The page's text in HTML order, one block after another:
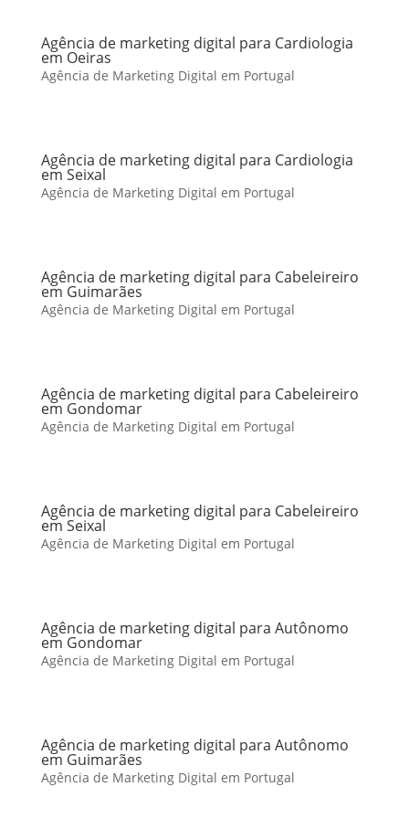
Agência de marketing digital para Cardiologia
em Oeiras
Agência de Marketing Digital em Portugal
Agência de marketing digital para Cardiologia
em Seixal
Agência de Marketing Digital em Portugal
Agência de marketing digital para Cabeleireiro
em Guimarães
Agência de Marketing Digital em Portugal
Agência de marketing digital para Cabeleireiro
em Gondomar
Agência de Marketing Digital em Portugal
Agência de marketing digital para Cabeleireiro
em Seixal
Agência de Marketing Digital em Portugal
Agência de marketing digital para Autônomo
em Gondomar
Agência de Marketing Digital em Portugal
Agência de marketing digital para Autônomo
em Guimarães
Agência de Marketing Digital em Portugal